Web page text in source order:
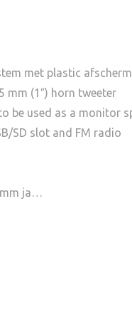
met plastic
mm (1″) horn tweeter
be used as a monitor
SD slot and FM radio
mm ja…